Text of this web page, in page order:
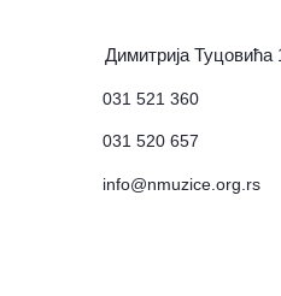
Димитрија
031 521 360
031 520 657
info@nmuzice.org.rs